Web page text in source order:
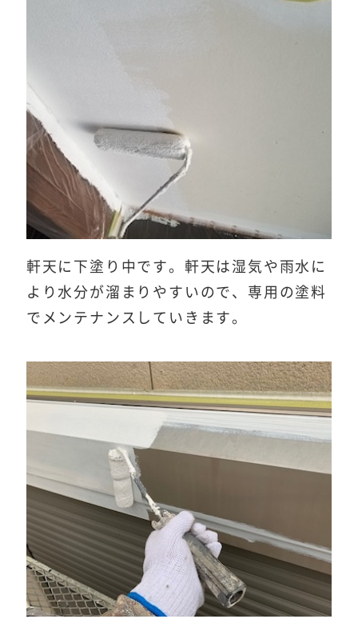
軒天に下塗り中です。軒天は湿気や雨水に
より水分が溜まりやすいので、専用の塗料
でメンテナンスしていきます。